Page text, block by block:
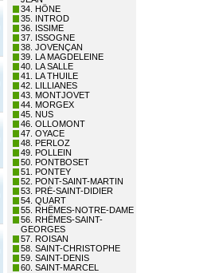
34. HÔNE
35. INTROD
36. ISSIME
37. ISSOGNE
38. JOVENÇAN
39. LA MAGDELEINE
40. LA SALLE
41. LA THUILE
42. LILLIANES
43. MONTJOVET
44. MORGEX
45. NUS
46. OLLOMONT
47. OYACE
48. PERLOZ
49. POLLEIN
50. PONTBOSET
51. PONTEY
52. PONT-SAINT-MARTIN
53. PRÉ-SAINT-DIDIER
54. QUART
55. RHÊMES-NOTRE-DAME
56. RHÊMES-SAINT-
GEORGES
57. ROISAN
58. SAINT-CHRISTOPHE
59. SAINT-DENIS
60. SAINT-MARCEL